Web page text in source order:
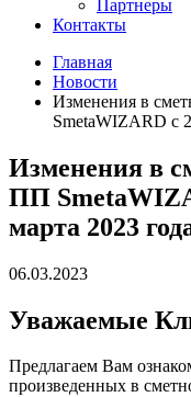
Партнеры
Контакты
Главная
Новости
Изменения в
SmetaWIZARD с
Изменения в
ПП
марта 2023
06.03.2023
Уважаемые
Предлагаем Вам
произведенных в